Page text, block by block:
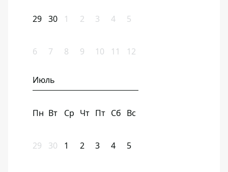
29 30 1 2 3 4 5
6 7 8 9 10 11 12
Июль
Пн Вт Ср Чт Пт Сб Вс
29 30 1 2 3 4 5